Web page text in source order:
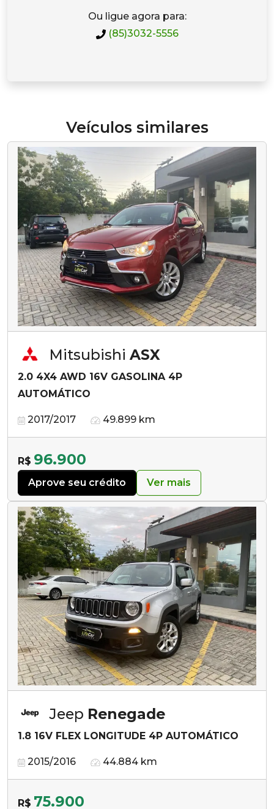
Ou ligue agora para:
(85)3032-5556
Veículos similares
Mitsubishi ASX
2.0 4X4 AWD 16V GASOLINA 4P
AUTOMÁTICO
2017/2017 49.899 km
R$ 96.900
Aprove seu crédito Ver mais
Jeep Renegade
1.8 16V FLEX LONGITUDE 4P AUTOMÁTICO
2015/2016 44.884 km
R$ 75.900